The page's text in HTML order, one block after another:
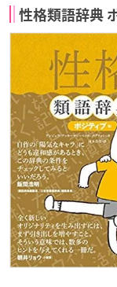
性格類語辞典